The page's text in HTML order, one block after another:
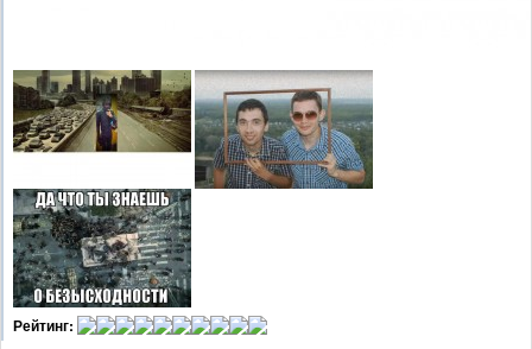
Рейтинг: